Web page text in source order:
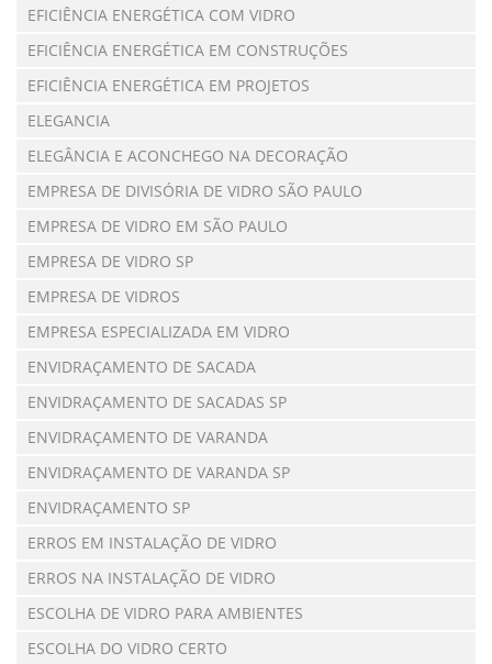
EFICIÊNCIA ENERGÉTICA COM VIDRO
EFICIÊNCIA ENERGÉTICA EM CONSTRUÇÕES
EFICIÊNCIA ENERGÉTICA EM PROJETOS
ELEGANCIA
ELEGÂNCIA E ACONCHEGO NA DECORAÇÃO
EMPRESA DE DIVISÓRIA DE VIDRO SÃO PAULO
EMPRESA DE VIDRO EM SÃO PAULO
EMPRESA DE VIDRO SP
EMPRESA DE VIDROS
EMPRESA ESPECIALIZADA EM VIDRO
ENVIDRAÇAMENTO DE SACADA
ENVIDRAÇAMENTO DE SACADAS SP
ENVIDRAÇAMENTO DE VARANDA
ENVIDRAÇAMENTO DE VARANDA SP
ENVIDRAÇAMENTO SP
ERROS EM INSTALAÇÃO DE VIDRO
ERROS NA INSTALAÇÃO DE VIDRO
ESCOLHA DE VIDRO PARA AMBIENTES
ESCOLHA DO VIDRO CERTO